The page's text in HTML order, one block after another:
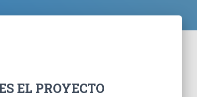
EL PROYECTO